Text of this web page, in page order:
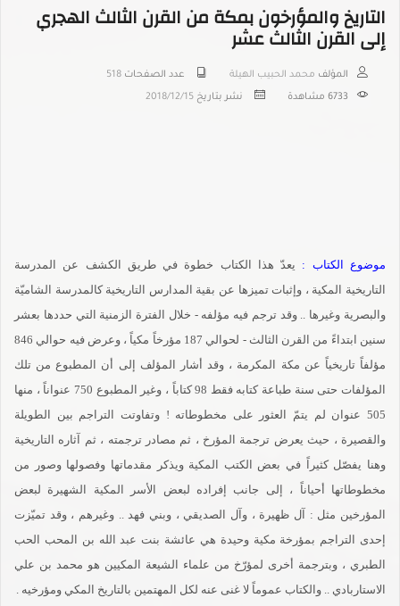
التاريخ والمؤرخون بمكة من القرن الثالث الهجري
إلى القرن الثالث عشر
المؤلف محمد الحبيب الهيلة عدد الصفحات 518
6733 مشاهدة نشر بتاريخ 2018/12/15
موضوع الكتاب : يعدّ هذا الكتاب خطوة في طريق الكشف عن المدرسة
التاريخية المكية ، وإثبات تميزها عن بقية المدارس التاريخية كالمدرسة الشاميّة
والبصرية وغيرها .. وقد ترجم فيه مؤلفه - خلال الفترة الزمنية التي حددها بعشر
سنين ابتداءً من القرن الثالث - لحوالي 187 مؤرخاً مكياً ، وعرض فيه حوالي 846
مؤلفاً تاريخياً عن مكة المكرمة ، وقد أشار المؤلف إلى أن المطبوع من تلك
المؤلفات حتى سنة طباعة كتابه فقط 98 كتاباً ، وغير المطبوع 750 عنواناً ، منها
505 عنوان لم يتمّ العثور على مخطوطاته ! وتفاوتت التراجم بين الطويلة
والقصيرة ، حيث يعرض ترجمة المؤرخ ، ثم مصادر ترجمته ، ثم آثاره التاريخية
وهنا يفصّل كثيراً في بعض الكتب المكية ويذكر مقدماتها وفصولها وصور من
مخطوطاتها أحياناً ، إلى جانب إفراده لبعض الأسر المكية الشهيرة لبعض
المؤرخين مثل : آل ظهيرة ، وآل الصديقي ، وبني فهد .. وغيرهم ، وقد تميّزت
إحدى التراجم بمؤرخة مكية وحيدة هي عائشة بنت عبد الله بن المحب الحب
الطبري ، وبترجمة أخرى لمؤرّخ من علماء الشيعة المكيين هو محمد بن علي
الاستاربادي .. والكتاب عموماً لا غنى عنه لكل المهتمين بالتاريخ المكي ومؤرخيه .